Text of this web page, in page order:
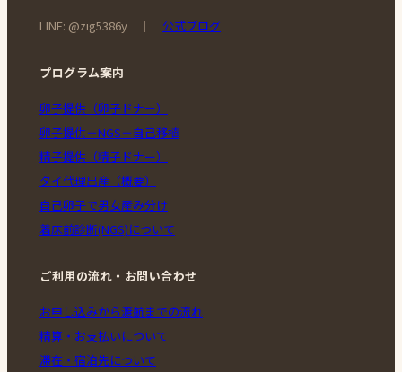
LINE: @zig5386y ｜ 公式ブログ
プログラム案内
卵子提供（卵子ドナー）
卵子提供＋NGS＋自己移植
精子提供（精子ドナー）
タイ代理出産（概要）
自己卵子で男女産み分け
着床前診断(NGS)について
ご利用の流れ・お問い合わせ
お申し込みから渡航までの流れ
精算・お支払いについて
滞在・宿泊先について